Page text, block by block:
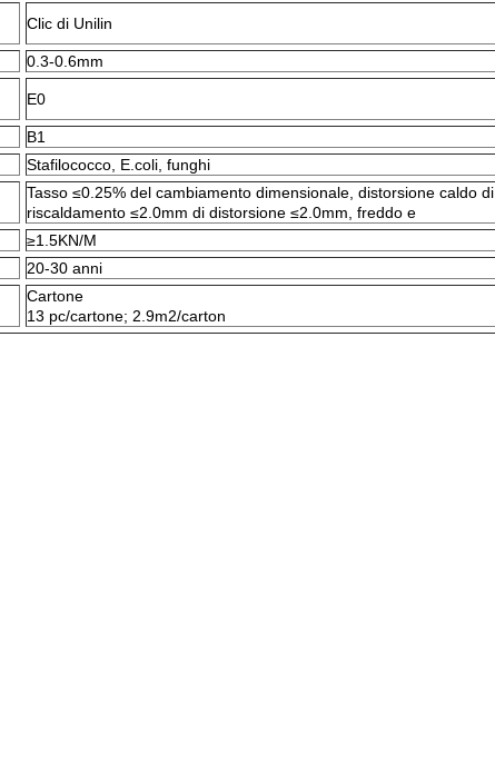
Clic di Unilin
0.3-0.6mm
E0
B1
Stafilococco, E.coli, funghi
Tasso ≤0.25% del cambiamento dimensionale, distorsione caldo di
riscaldamento ≤2.0mm di distorsione ≤2.0mm, freddo e
≥1.5KN/M
20-30 anni
Cartone
13 pc/cartone; 2.9m2/carton